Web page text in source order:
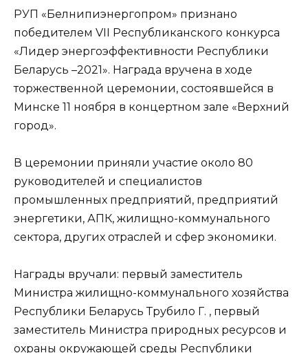
РУП «Белнипиэнергопром» признано
победителем VII Республиканского конкурса
«Лидер энергоэффективности Республики
Беларусь –2021». Награда вручена в ходе
торжественной церемонии, состоявшейся в
Минске 11 ноября в концертном зале «Верхний
город».
В церемонии приняли участие около 80
руководителей и специалистов
промышленных предприятий, предприятий
энергетики, АПК, жилищно-коммунального
сектора, других отраслей и сфер экономики.
Награды вручали: первый заместитель
Министра жилищно-коммунального хозяйства
Республики Беларусь Трубило Г. , первый
заместитель Министра природных ресурсов и
охраны окружающей среды Республики